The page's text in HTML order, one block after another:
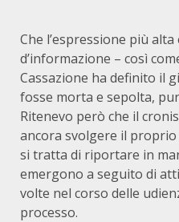
Che l’espressione più
d’informazione – così
Cassazione ha definito il
fosse morta e sepolta,
Ritenevo però che il
ancora svolgere il
si tratta di riportare in
emergono a seguito di
volte nel corso delle
processo.